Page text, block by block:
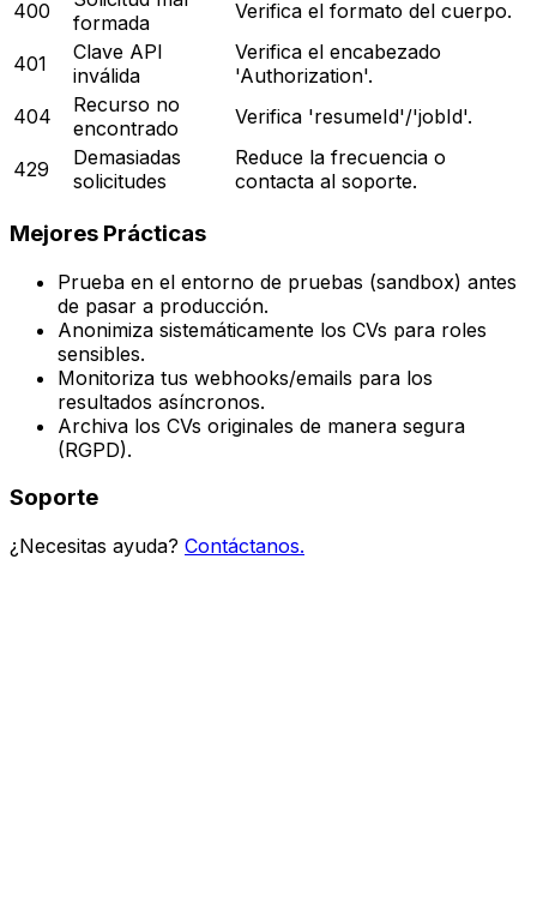
400
formada
Verifica el formato del cuerpo.
401
Clave API
inválida
Verifica el encabezado
'Authorization'.
404
Recurso no
encontrado
Verifica 'resumeId'/'jobId'.
429
Demasiadas
solicitudes
Reduce la frecuencia o
contacta al soporte.
Mejores Prácticas
Prueba en el entorno de pruebas (sandbox) antes
de pasar a producción.
Anonimiza sistemáticamente los CVs para roles
sensibles.
Monitoriza tus webhooks/emails para los
resultados asíncronos.
Archiva los CVs originales de manera segura
(RGPD).
Soporte
¿Necesitas ayuda? Contáctanos.